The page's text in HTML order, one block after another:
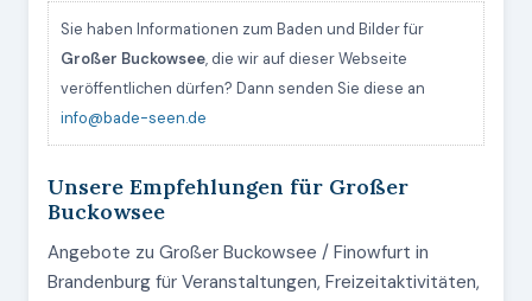
Sie haben Informationen zum Baden und Bilder für
Großer Buckowsee, die wir auf dieser Webseite
veröffentlichen dürfen? Dann senden Sie diese an
info@bade-seen.de
Unsere Empfehlungen für Großer
Buckowsee
Angebote zu Großer Buckowsee / Finowfurt in
Brandenburg für Veranstaltungen, Freizeitaktivitäten,